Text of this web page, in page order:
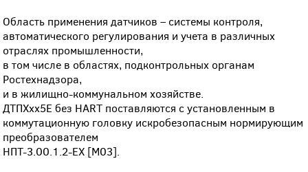
Область применения датчиков – системы контроля,
автоматического регулирования и учета в различных
отраслях промышленности,
в том числе в областях, подконтрольных органам
Ростехнадзора,
и в жилищно-коммунальном хозяйстве.
ДТПХхх5Е без HART поставляются с установленным в
коммутационную головку искробезопасным нормирующим
преобразователем
НПТ-3.00.1.2-ЕХ [М03].